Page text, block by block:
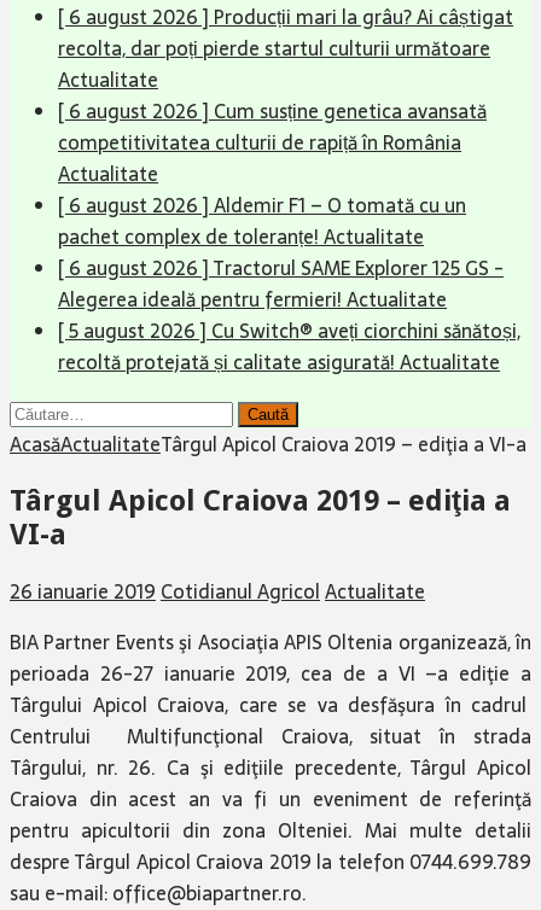
[ 6 august 2026 ] Producții mari la grâu? Ai câștigat
recolta, dar poți pierde startul culturii următoare
Actualitate
[ 6 august 2026 ] Cum susține genetica avansată
competitivitatea culturii de rapiță în România
Actualitate
[ 6 august 2026 ]Aldemir F1 – O tomată cu un
pachet complex de toleranțe!Actualitate
[ 6 august 2026 ]Tractorul SAME Explorer 125 GS -
Alegerea ideală pentru fermieri!Actualitate
[ 5 august 2026 ] Cu Switch® aveți ciorchini sănătoși,
recoltă protejată și calitate asigurată!Actualitate
Caută
după:
AcasăActualitateTârgul Apicol Craiova 2019 – ediţia a VI-a
Târgul Apicol Craiova 2019 – ediţia a
VI-a
26 ianuarie 2019 Cotidianul AgricolActualitate
BIA Partner Events şi Asociaţia APIS Oltenia organizează, în
perioada 26-27 ianuarie 2019, cea de a VI –a ediţie a
Târgului Apicol Craiova, care se va desfăşura în cadrul
Centrului Multifuncţional Craiova, situat în strada
Târgului, nr. 26. Ca şi ediţiile precedente, Târgul Apicol
Craiova din acest an va fi un eveniment de referinţă
pentru apicultorii din zona Olteniei. Mai multe detalii
despre Târgul Apicol Craiova 2019 la telefon 0744.699.789
sau e-mail: office@biapartner.ro.